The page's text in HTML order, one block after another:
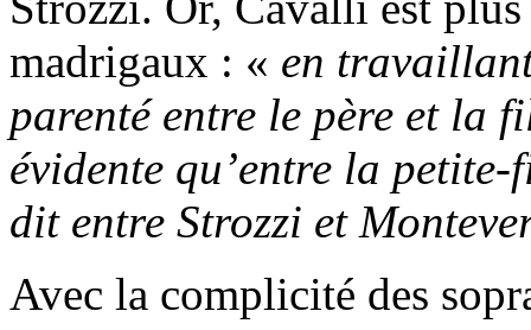
madrigaux : « en
parenté entre le père et la
évidente qu’entre la
dit entre Strozzi et
Avec la complicité des